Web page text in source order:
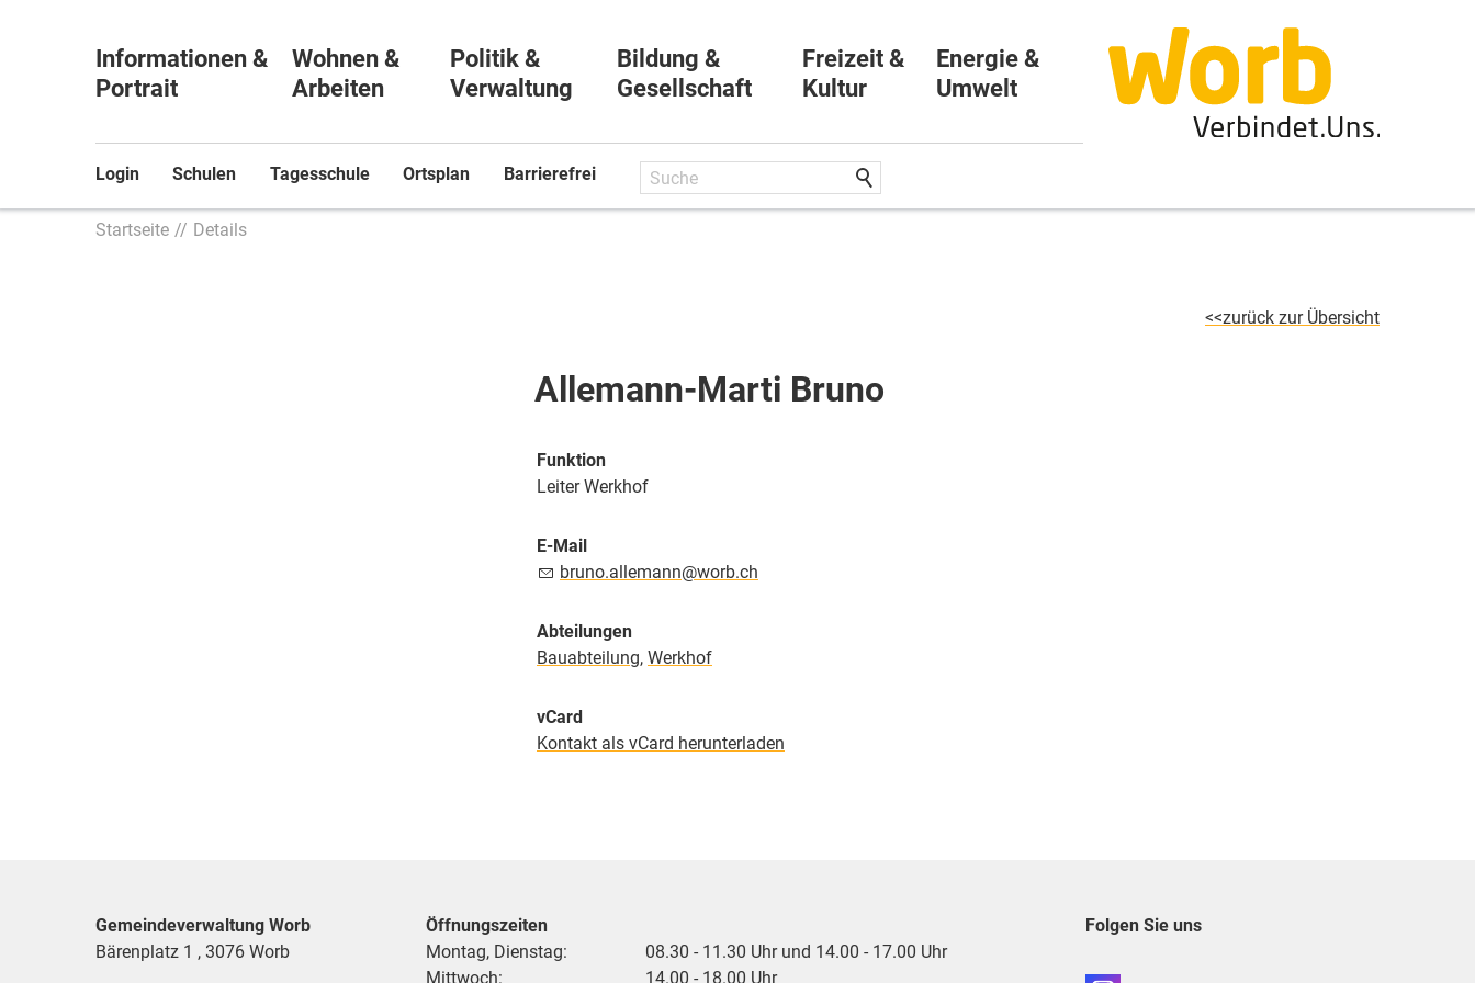
Login Schulen Tagesschule Ortsplan Barrierefrei
Informationen &
Portrait
Wohnen &
Arbeiten
Politik &
Verwaltung
Bildung &
Gesellschaft
Freizeit &
Kultur
Energie &
Umwelt
Startseite Details
zurück zur Übersicht
Allemann-Marti Bruno
Funktion
Leiter Werkhof
E-Mail
bruno.allemann@worb.ch
Abteilungen
Bauabteilung, Werkhof
vCard
Kontakt als vCard herunterladen
Gemeindeverwaltung Worb
Bärenplatz 1 , 3076 Worb
Öffnungszeiten
Montag, Dienstag:
Mittwoch:
08.30 - 11.30 Uhr und 14.00 - 17.00 Uhr
14.00 - 18.00 Uhr
Folgen Sie uns